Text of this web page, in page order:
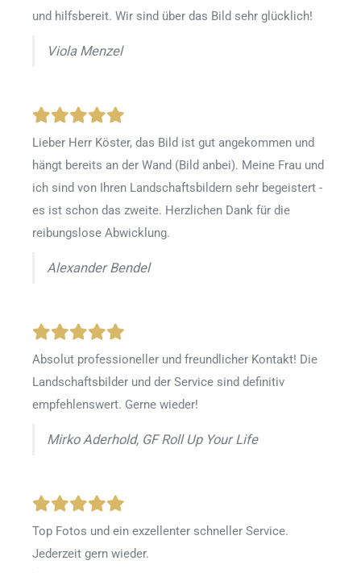
und hilfsbereit. Wir sind über das Bild sehr glücklich!
Viola Menzel
Lieber Herr Köster, das Bild ist gut angekommen und
hängt bereits an der Wand (Bild anbei). Meine Frau und
ich sind von Ihren Landschaftsbildern sehr begeistert -
es ist schon das zweite. Herzlichen Dank für die
reibungslose Abwicklung.
Alexander Bendel
Absolut professioneller und freundlicher Kontakt! Die
Landschaftsbilder und der Service sind definitiv
empfehlenswert. Gerne wieder!
Mirko Aderhold, GF Roll Up Your Life
Top Fotos und ein exzellenter schneller Service.
Jederzeit gern wieder.